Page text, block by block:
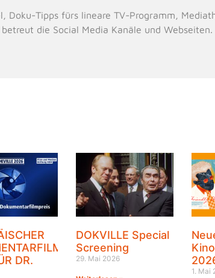
Doku-Tipps fürs lineare TV-Programm,
die Social Media Kanäle und Webseiten.
DR.
DOKVILLE Special
Screening
29. Mai 2026
1. Mai